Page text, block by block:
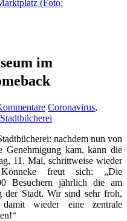
im
Coronavirus,
Stadtbücherei
nachdem nun von
Genehmigung kam, kann die
11. Mai, schrittweise wieder
freut sich: „Die
Besuchern jährlich die am
der Stadt. Wir sind sehr froh,
wieder eine zentrale